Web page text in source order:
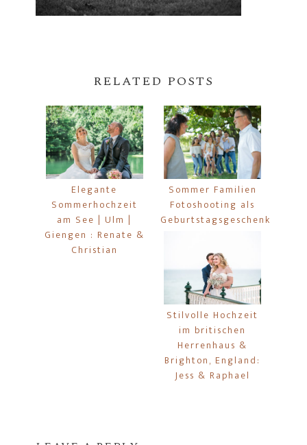
RELATED POSTS
Elegante
Sommerhochzeit
am See | Ulm |
Giengen : Renate &
Christian
Sommer Familien
Fotoshooting als
Geburtstagsgeschenk
Stilvolle Hochzeit
im britischen
Herrenhaus &
Brighton, England:
Jess & Raphael